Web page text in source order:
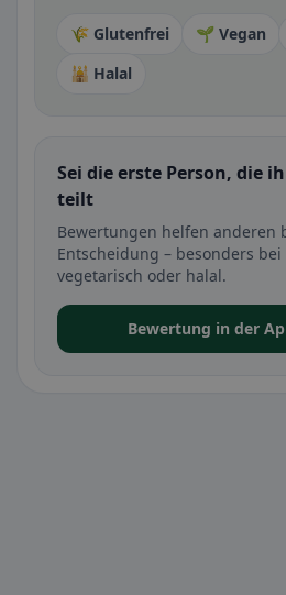
🌾 Glutenfrei 🌱 Vegan
🕌 Halal
Sei die erste Person, die
teilt
Bewertungen helfen anderen
Entscheidung – besonders
vegetarisch oder halal.
Bewertung in der